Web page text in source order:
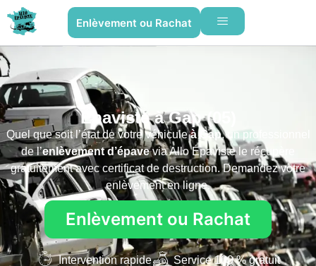
Enlèvement ou Rachat
Épaviste à Gap (05)
Quel que soit l’état de votre véhiculeà Gap, un professionnel
de l’enlèvement d’épavevia Allo Épaviste le récupère
gratuitement avec certificat de destruction. Demandez votre
enlèvement en ligne.
Enlèvement ou Rachat
Intervention rapide
Service 100 % gratuit